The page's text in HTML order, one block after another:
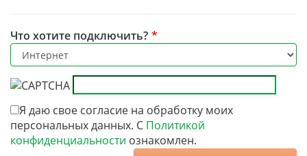
Что хотите подключить? *
Я даю свое согласие на обработку моих
персональных данных. С Политикой
конфиденциальности ознакомлен.